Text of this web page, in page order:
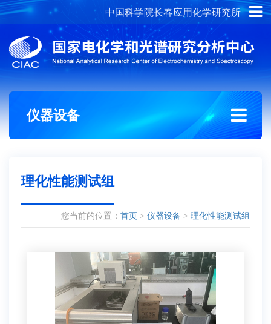
中国科学院长春应用化学研究所
概况介绍 组织架构
仪器设备
理化性能测试组
您当前的位置： 首页 > 仪器设备 > 理化性能测试组